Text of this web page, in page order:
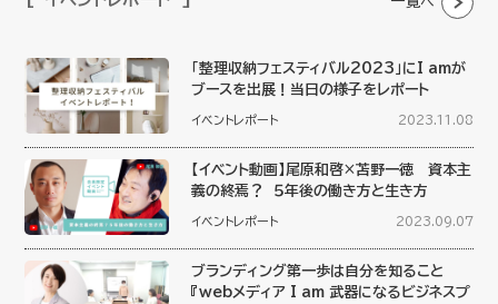
「整理収納フェスティバル2023」にI amが
ブースを出展！当日の様子をレポート
イベントレポート 2023.11.08
【イベント動画】尾原和啓×苫野一徳 資本主
義の終焉？ ５年後の働き方と生き方
イベントレポート 2023.09.07
ブランディング第一歩は自分を知ること
『webメディア I am 武器になるビジネスプ